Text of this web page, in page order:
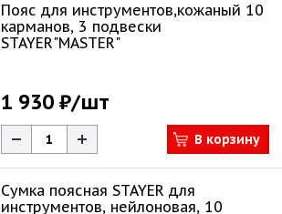
Пояс для инструментов,кожаный 10
карманов, 3 подвески
STAYER"MASTER"
1 930 ₽/шт
В корзину
Сумка поясная STAYER для
инструментов, нейлоновая, 10